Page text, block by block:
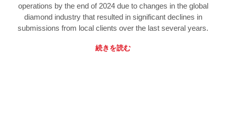
operations by the end of 2024 due to changes in the global
diamond industry that resulted in significant declines in
submissions from local clients over the last several years.
続きを読む